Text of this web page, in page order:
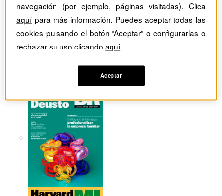
Hemeroteca
Monográficos
Dossieres
Revistas del mes
navegación (por ejemplo, páginas visitadas). Clica
aquípara más información. Puedes aceptar todas las
cookies pulsando el botón “Aceptar” o configurarlas o
rechazar su uso clicandoaquí.
Aceptar